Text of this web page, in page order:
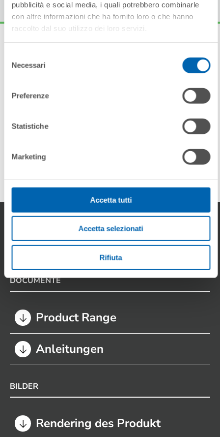
con altre informazioni che ha fornito loro o che hanno
raccolto dal suo utilizzo dei loro servizi.
Selezione
consenso
Accetta tutti
Accetta selezionati
Rifiuta
Andere Produkten in
Palette
Download
DOCUMENTE
Product Range
Anleitungen
BILDER
Rendering des Produkt